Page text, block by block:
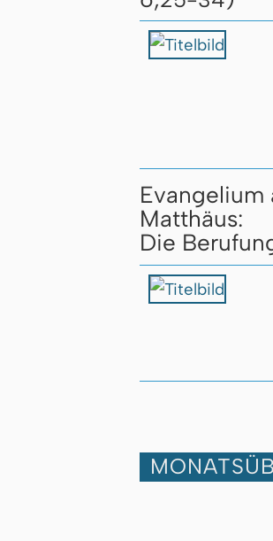
Evangelium
Matthäus:
Die